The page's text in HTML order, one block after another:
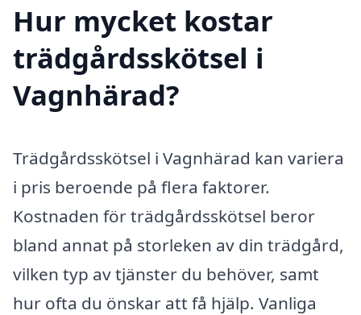
Hur mycket kostar
trädgårdsskötsel i
Vagnhärad?
Trädgårdsskötsel i Vagnhärad kan variera
i pris beroende på flera faktorer.
Kostnaden för trädgårdsskötsel beror
bland annat på storleken av din trädgård,
vilken typ av tjänster du behöver, samt
hur ofta du önskar att få hjälp. Vanliga